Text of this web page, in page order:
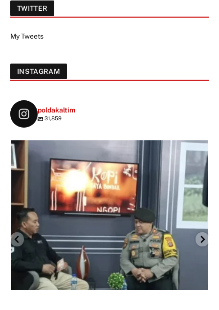
TWITTER
My Tweets
INSTAGRAM
poldakaltim
31,859